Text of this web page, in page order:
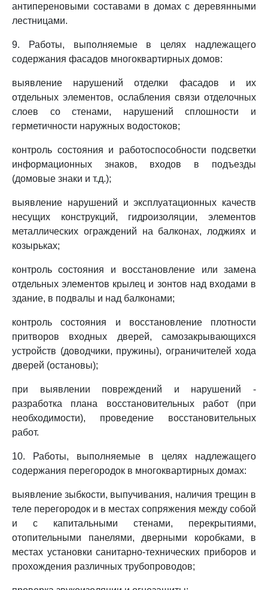
антипереновыми составами в домах с деревянными
лестницами.
9. Работы, выполняемые в целях надлежащего
содержания фасадов многоквартирных домов:
выявление нарушений отделки фасадов и их
отдельных элементов, ослабления связи отделочных
слоев со стенами, нарушений сплошности и
герметичности наружных водостоков;
контроль состояния и работоспособности подсветки
информационных знаков, входов в подъезды
(домовые знаки и т.д.);
выявление нарушений и эксплуатационных качеств
несущих конструкций, гидроизоляции, элементов
металлических ограждений на балконах, лоджиях и
козырьках;
контроль состояния и восстановление или замена
отдельных элементов крылец и зонтов над входами в
здание, в подвалы и над балконами;
контроль состояния и восстановление плотности
притворов входных дверей, самозакрывающихся
устройств (доводчики, пружины), ограничителей хода
дверей (остановы);
при выявлении повреждений и нарушений -
разработка плана восстановительных работ (при
необходимости), проведение восстановительных
работ.
10. Работы, выполняемые в целях надлежащего
содержания перегородок в многоквартирных домах:
выявление зыбкости, выпучивания, наличия трещин в
теле перегородок и в местах сопряжения между собой
и с капитальными стенами, перекрытиями,
отопительными панелями, дверными коробками, в
местах установки санитарно-технических приборов и
прохождения различных трубопроводов;